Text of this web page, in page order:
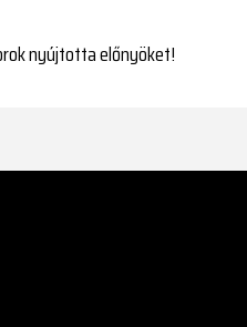
nyújtotta előnyöket!